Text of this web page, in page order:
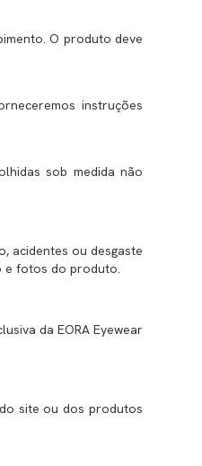
O produto deve
instruções
sob medida não
acidentes ou desgaste
e fotos do produto.
da EORA Eyewear
site ou dos produtos